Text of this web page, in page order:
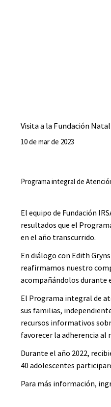
Visita a la Fundación
10 de mar de 2023
Programa integral de
El equipo de Fundación
resultados que el
en el año transcurrido.
En diálogo con Edith
reafirmamos nuestro
acompañándolos durante
El Programa integral de
sus familias,
recursos informativos
favorecer la adherencia
Durante el año 2022,
40 adolescentes
Para más información,